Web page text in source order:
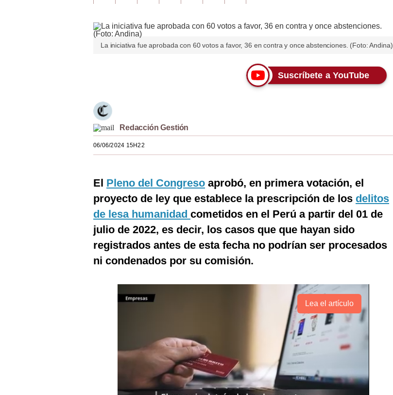
La iniciativa fue aprobada con 60 votos a favor, 36 en contra y once abstenciones. (Foto: Andina)
Suscríbete a YouTube
Redacción Gestión
06/06/2024 15H22
El Pleno del Congreso aprobó, en primera votación, el
proyecto de ley que establece la prescripción de los delitos
de lesa humanidad cometidos en el Perú a partir del 01 de
julio de 2022, es decir, los casos que que hayan sido
registrados antes de esta fecha no podrían ser procesados
ni condenados por su comisión.
Lea el artículo